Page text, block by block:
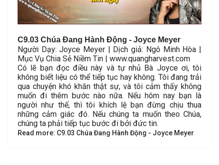
C9.03 Chúa Đang Hành Động - Joyce Meyer
Người Dạy: Joyce Meyer | Dịch giả: Ngô Minh Hòa |
Mục Vụ Chia Sẻ Niềm Tin | www.quangharvest.com
Có lẽ bạn đọc điều này và tự nhủ Bà Joyce ơi, tôi
không biết liệu có thể tiếp tục hay không. Tôi đang trải
qua chuyện khó khăn thật sự, và tôi cảm thấy không
muốn đi thêm bước nào nữa. Nếu hôm nay bạn là
người như thế, thì tôi khích lệ bạn đừng chịu thua
những cảm giác đó. Nếu chúng ta muốn theo Chúa,
chúng ta phải tiếp tục bước đi bởi đức tin.
Read more: C9.03 Chúa Đang Hành Động - Joyce Meyer